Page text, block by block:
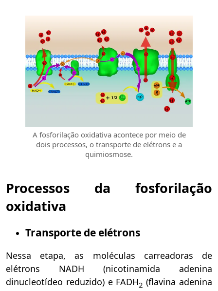
A fosforilação oxidativa acontece por meio de
dois processos, o transporte de elétrons e a
quimiosmose.
Processos da fosforilação
oxidativa
Transporte de elétrons
Nessa etapa, as moléculas carreadoras de
elétrons NADH (nicotinamida adenina
dinucleotídeo reduzido) e FADH2(flavina adenina